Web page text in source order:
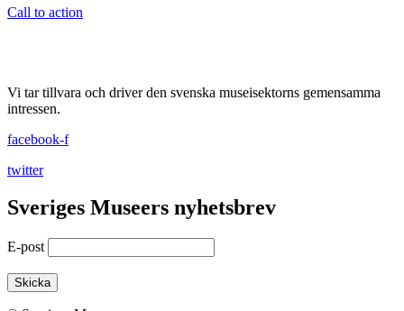
Call to action
Vi tar tillvara och driver den svenska museisektorns gemensamma
intressen.
facebook-f
twitter
Sveriges Museers nyhetsbrev
E-post